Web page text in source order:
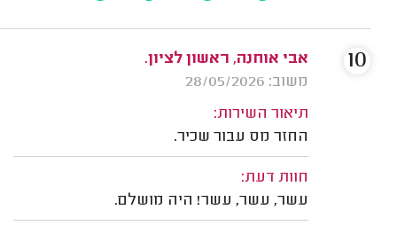
אבי אוחנה, ראשון לציון.
משוב: 28/05/2026
תיאור השירות:
החזר מס עבור שכיר.
חוות דעת:
עשר, עשר, עשר! היה מושלם.
10